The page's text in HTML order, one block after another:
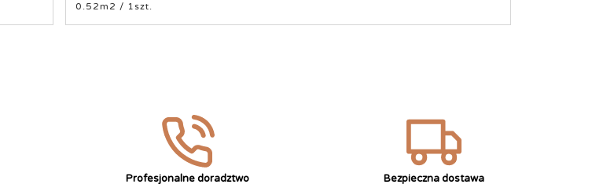
0.52m2 / 1szt.
Profesjonalne doradztwo
Bezpieczna dostawa